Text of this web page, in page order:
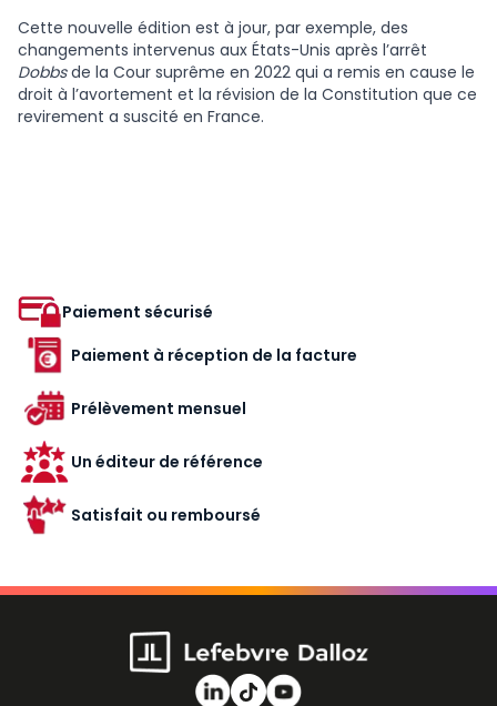
Cette nouvelle édition est à jour, par exemple, des
changements intervenus aux États-Unis après l’arrêt
Dobbsde la Cour suprême en 2022 qui a remis en cause le
droit à l’avortement et la révision de la Constitution que ce
revirement a suscité en France.
Paiement sécurisé
Paiement à réception de la facture
Prélèvement mensuel
Un éditeur de référence
Satisfait ou remboursé